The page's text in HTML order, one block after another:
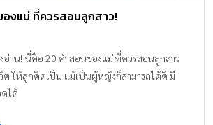
งแม่ ที่ควรสอนลูกสาว!
อ่าน! นี่คือ 20 คําสอนของแม่ ที่ควรสอนลูกสาว
ต ให้ลูกคิดเป็น แม้เป็นผู้หญิงก็สามารถได้ดี มี
ดได้